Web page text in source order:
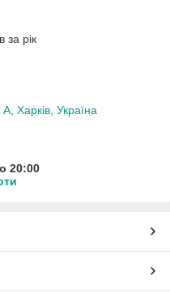
за рік
Харків, Україна
20:00